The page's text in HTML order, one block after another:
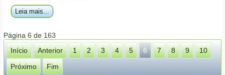
Leia mais...
Página 6 de 163
Início
Anterior 1 2 3 4 5 6 7 8 9
10
Próximo
Fim